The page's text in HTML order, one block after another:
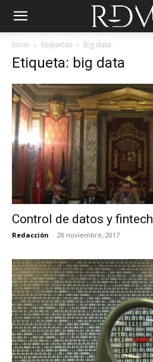
Inicio Etiquetas Big data
Etiqueta: big data
Control de datos y
Redacción - 28 noviembre, 2017